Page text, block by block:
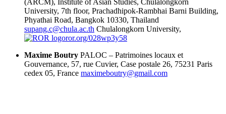
University, 7th floor, Prachadhipok-Rambhai Barni Building,
Phyathai Road, Bangkok 10330, Thailand
supang.c@chula.ac.th Chulalongkorn University,
ror.org/028wp3y58
Maxime Boutry PALOC – Patrimoines locaux et
Gouvernance, 57, rue Cuvier, Case postale 26, 75231 Paris
cedex 05, France maximeboutry@gmail.com